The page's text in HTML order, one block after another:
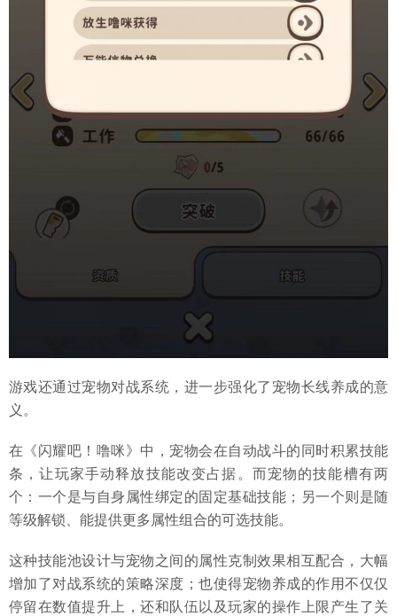
游戏还通过宠物对战系统，进一步强化了宠物长线养成的意
义。
在《闪耀吧！噜咪》中，宠物会在自动战斗的同时积累技能
条，让玩家手动释放技能改变占据。而宠物的技能槽有两
个：一个是与自身属性绑定的固定基础技能；另一个则是随
等级解锁、能提供更多属性组合的可选技能。
这种技能池设计与宠物之间的属性克制效果相互配合，大幅
增加了对战系统的策略深度；也使得宠物养成的作用不仅仅
停留在数值提升上，还和队伍以及玩家的操作上限产生了关